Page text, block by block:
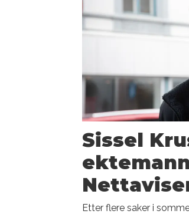
Sissel
Etter flere saker i